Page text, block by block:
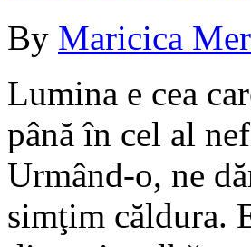
By Maricica
Lumina e cea
până în cel al
Urmând-o, ne
simţim căldura.